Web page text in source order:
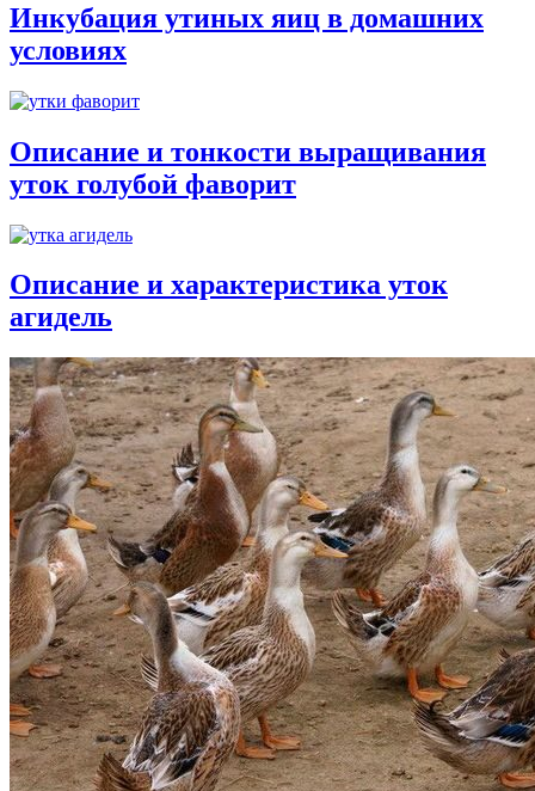
Инкубация утиных яиц в домашних
условиях
Описание и тонкости выращивания
уток голубой фаворит
Описание и характеристика уток
агидель